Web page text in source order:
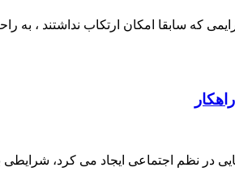
که سابقا امکان ارتکاب نداشتند ، به
در نظم اجتماعی ایجاد می کرد،